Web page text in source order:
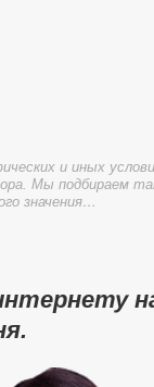
и иных
Мы подбираем
значения…